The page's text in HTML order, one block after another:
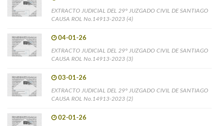
EXTRACTO JUDICIAL DEL 29° JUZGADO CIVIL DE SANTIAGO
CAUSA ROL No.14913-2023 (4)
04-01-26
EXTRACTO JUDICIAL DEL 29° JUZGADO CIVIL DE SANTIAGO
CAUSA ROL No.14913-2023 (3)
03-01-26
EXTRACTO JUDICIAL DEL 29° JUZGADO CIVIL DE SANTIAGO
CAUSA ROL No.14913-2023 (2)
02-01-26